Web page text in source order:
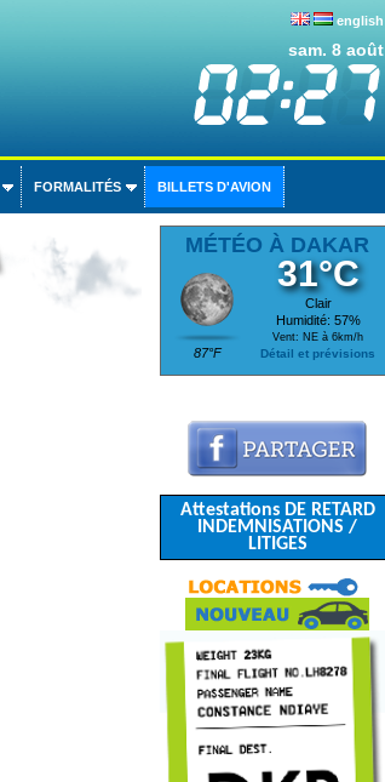
english
sam. 8 août
FORMALITÉS BILLETS D'AVION
MÉTÉO À DAKAR
87°F
31°C
Clair
Humidité: 57%
Vent: NE à 6km/h
Détail et prévisions
Attestations DE RETARD
INDEMNISATIONS /
LITIGES